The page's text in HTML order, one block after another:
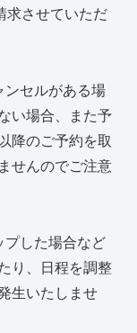
求させていただ
セルがある場
い場合、また予
降のご予約を取
せんのでご注意
した場合など
り、日程を調整
生いたしませ